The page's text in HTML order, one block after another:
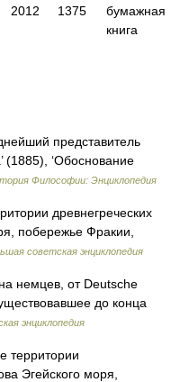
2012 1375
бумажная
книга
представитель
(1885), ‘Обоснование
Философии: Энциклопедия
древнегреческих
побережье Фракии,
советская энциклопедия
немцев, от Deutsche
до конца
энциклопедия
территории
Эгейского моря,